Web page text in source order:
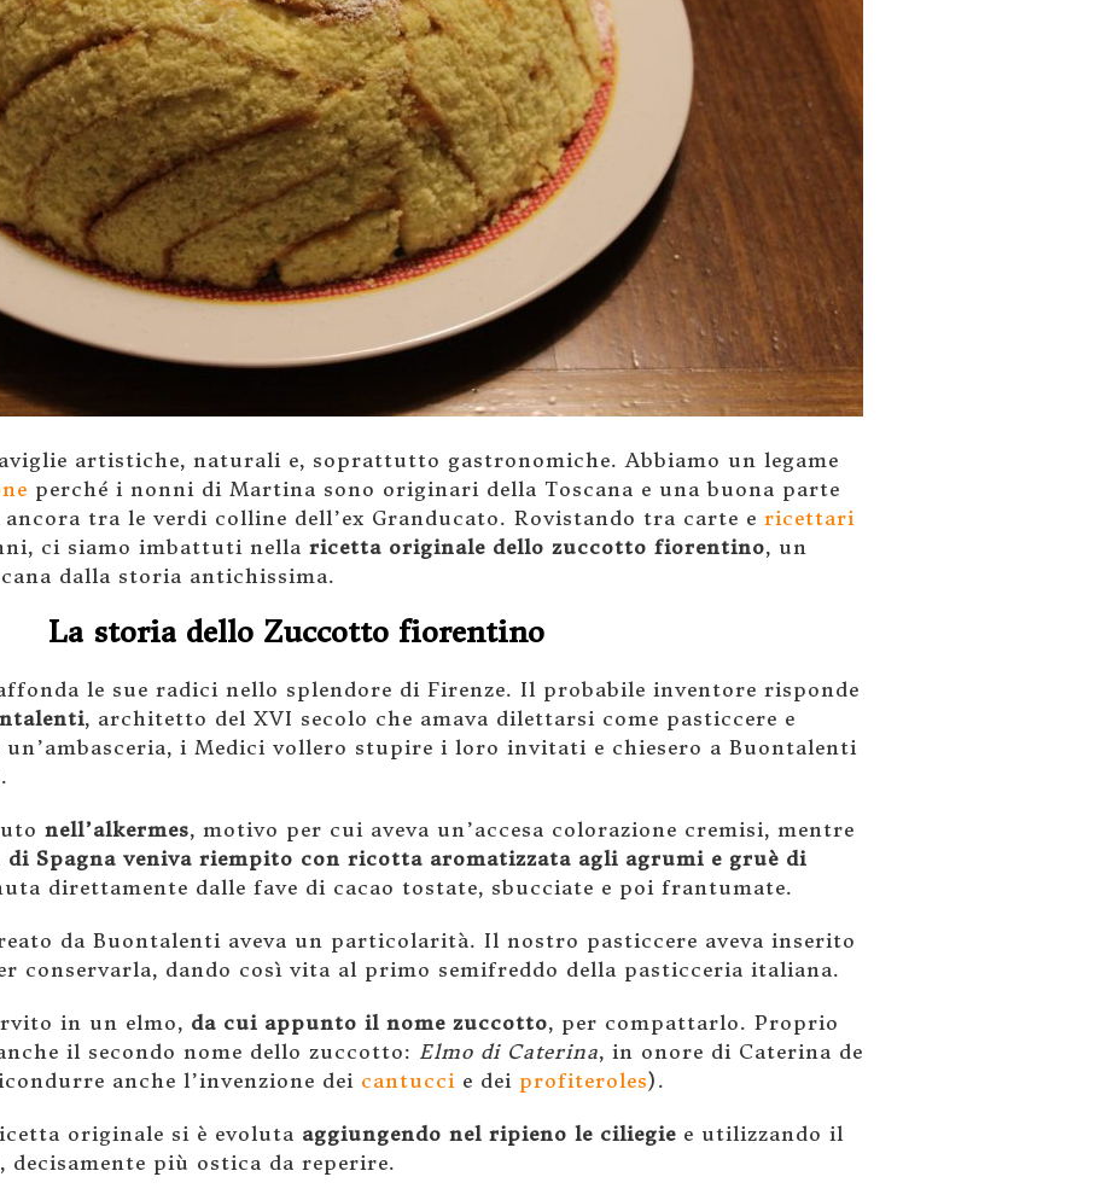
artistiche, naturali e, soprattutto gastronomiche. Abbiamo un legame
perché i nonni di Martina sono originari della Toscana e una buona parte
tra le verdi colline dell’ex Granducato. Rovistando tra carte e ricettari
ci siamo imbattuti nella ricetta originale dello zuccotto fiorentino, un
dalla storia antichissima.
La storia dello Zuccotto fiorentino
le sue radici nello splendore di Firenze. Il probabile inventore risponde
, architetto del XVI secolo che amava dilettarsi come pasticcere e
un’ambasceria, i Medici vollero stupire i loro invitati e chiesero a Buontalenti
nell’alkermes, motivo per cui aveva un’accesa colorazione cremisi, mentre
di Spagna veniva riempito con ricotta aromatizzata agli agrumi e gruè di
direttamente dalle fave di cacao tostate, sbucciate e poi frantumate.
da Buontalenti aveva un particolarità. Il nostro pasticcere aveva inserito
conservarla, dando così vita al primo semifreddo della pasticceria italiana.
in un elmo, da cui appunto il nome zuccotto, per compattarlo. Proprio
il secondo nome dello zuccotto: Elmo di Caterina, in onore di Caterina de
anche l’invenzione dei cantucci e dei profiteroles).
originale si è evoluta aggiungendo nel ripieno le ciliegie e utilizzando il
decisamente più ostica da reperire.